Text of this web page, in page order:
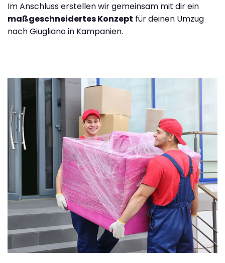
Im Anschluss erstellen wir gemeinsam mit dir ein
maßgeschneidertes Konzept für deinen Umzug
nach Giugliano in Kampanien.